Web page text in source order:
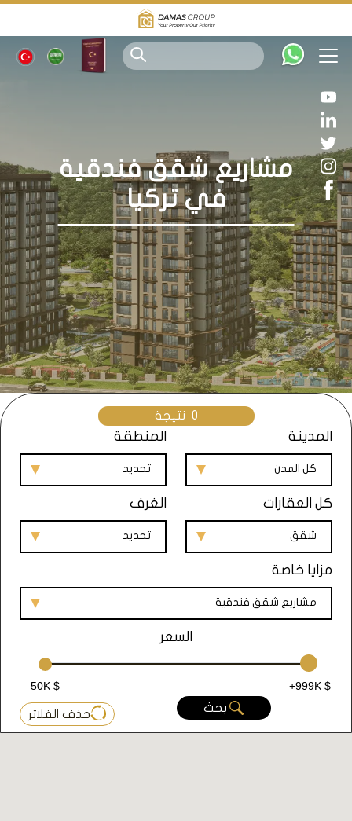
مشاريع شقق فندقية
في تركيا
0 نتيجة
المدينة
كل المدن
المنطقة
تحديد
كل العقارات
شقق
الغرف
تحديد
مزايا خاصة
مشاريع شقق فندقية
السعر
50K $
+999K $
بحث
حذف الفلاتر